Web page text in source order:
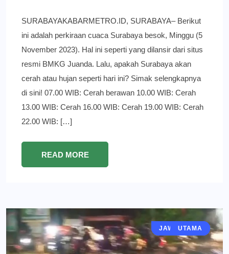
SURABAYAKABARMETRO.ID, SURABAYA– Berikut
ini adalah perkiraan cuaca Surabaya besok, Minggu (5
November 2023). Hal ini seperti yang dilansir dari situs
resmi BMKG Juanda. Lalu, apakah Surabaya akan
cerah atau hujan seperti hari ini? Simak selengkapnya
di sini! 07.00 WIB: Cerah berawan 10.00 WIB: Cerah
13.00 WIB: Cerah 16.00 WIB: Cerah 19.00 WIB: Cerah
22.00 WIB: […]
READ MORE
BERITA
GRESIK
JAWA TIMUR
UTAMA